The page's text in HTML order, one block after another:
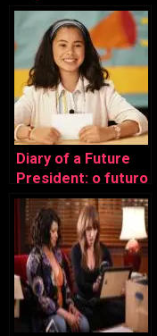
farmacêutico
Diary of a Future
President: o futuro
pela ingenuidade
do passado